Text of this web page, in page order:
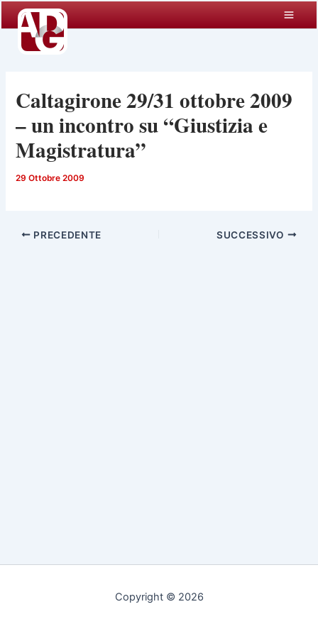
contenuto
Caltagirone 29/31 ottobre 2009
– un incontro su “Giustizia e
Magistratura”
29 Ottobre 2009
PRECEDENTE SUCCESSIVO
Copyright © 2026